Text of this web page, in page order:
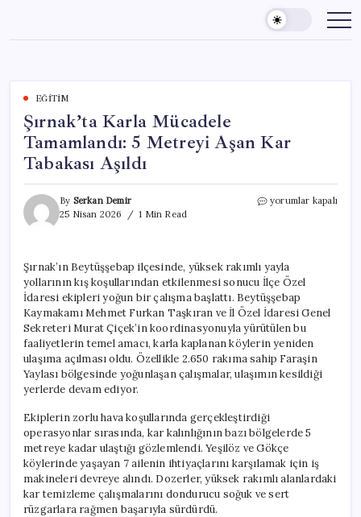
content
EĞITIM
Şırnak’ta Karla Mücadele
Tamamlandı: 5 Metreyi Aşan Kar
Tabakası Aşıldı
By Serkan Demir
25 Nisan 2026
1 Min Read
Şırnak’ta
Metreyi
Aşan
Kar
Tabakası
Aşıldı
yorumlar kapalı
Şırnak’ın Beytüşşebap ilçesinde, yüksek rakımlı yayla
yollarının kış koşullarından etkilenmesi sonucu İlçe Özel
İdaresi ekipleri yoğun bir çalışma başlattı. Beytüşşebap
Kaymakamı Mehmet Furkan Taşkıran ve İl Özel İdaresi Genel
Sekreteri Murat Çiçek’in koordinasyonuyla yürütülen bu
faaliyetlerin temel amacı, karla kaplanan köylerin yeniden
ulaşıma açılması oldu. Özellikle 2.650 rakıma sahip Faraşin
Yaylası bölgesinde yoğunlaşan çalışmalar, ulaşımın kesildiği
yerlerde devam ediyor.
Ekiplerin zorlu hava koşullarında gerçekleştirdiği
operasyonlar sırasında, kar kalınlığının bazı bölgelerde 5
metreye kadar ulaştığı gözlemlendi. Yeşilöz ve Gökçe
köylerinde yaşayan 7 ailenin ihtiyaçlarını karşılamak için iş
makineleri devreye alındı. Dozerler, yüksek rakımlı alanlardaki
kar temizleme çalışmalarını dondurucu soğuk ve sert
rüzgarlara rağmen başarıyla sürdürdü.